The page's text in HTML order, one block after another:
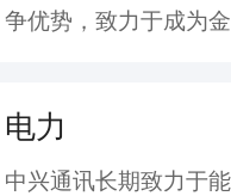
争优势，致力于成为
电力
中兴通讯长期致力于